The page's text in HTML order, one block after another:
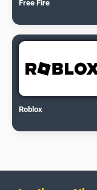
Free Fire
Roblox